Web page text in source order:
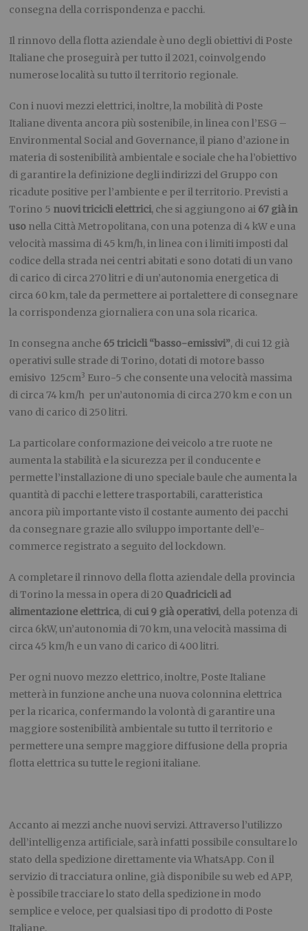
consegna della corrispondenza e pacchi.
Il rinnovo della flotta aziendale è uno degli obiettivi di Poste
Italiane che proseguirà per tutto il 2021, coinvolgendo
numerose località su tutto il territorio regionale.
Con i nuovi mezzi elettrici, inoltre, la mobilità di Poste
Italiane diventa ancora più sostenibile, in linea con l’ESG –
Environmental Social and Governance, il piano d’azione in
materia di sostenibilità ambientale e sociale che ha l’obiettivo
di garantire la definizione degli indirizzi del Gruppo con
ricadute positive per l’ambiente e per il territorio. Previsti a
Torino 5 nuovi tricicli elettrici, che si aggiungono ai 67 già in
uso nella Città Metropolitana, con una potenza di 4 kW e una
velocità massima di 45 km/h, in linea con i limiti imposti dal
codice della strada nei centri abitati e sono dotati di un vano
di carico di circa 270 litri e di un’autonomia energetica di
circa 60 km, tale da permettere ai portalettere di consegnare
la corrispondenza giornaliera con una sola ricarica.
In consegna anche 65 tricicli “basso-emissivi”, di cui 12 già
operativi sulle strade di Torino, dotati di motore basso
emisivo 125cm3 Euro-5 che consente una velocità massima
di circa 74 km/h per un’autonomia di circa 270 km e con un
vano di carico di 250 litri.
La particolare conformazione dei veicolo a tre ruote ne
aumenta la stabilità e la sicurezza per il conducente e
permette l’installazione di uno speciale baule che aumenta la
quantità di pacchi e lettere trasportabili, caratteristica
ancora più importante visto il costante aumento dei pacchi
da consegnare grazie allo sviluppo importante dell’e-
commerce registrato a seguito del lockdown.
A completare il rinnovo della flotta aziendale della provincia
di Torino la messa in opera di 20 Quadricicli ad
alimentazione elettrica, di cui 9 già operativi, della potenza di
circa 6kW, un’autonomia di 70 km, una velocità massima di
circa 45 km/h e un vano di carico di 400 litri.
Per ogni nuovo mezzo elettrico, inoltre, Poste Italiane
metterà in funzione anche una nuova colonnina elettrica
per la ricarica, confermando la volontà di garantire una
maggiore sostenibilità ambientale su tutto il territorio e
permettere una sempre maggiore diffusione della propria
flotta elettrica su tutte le regioni italiane.
Accanto ai mezzi anche nuovi servizi. Attraverso l’utilizzo
dell’intelligenza artificiale, sarà infatti possibile consultare lo
stato della spedizione direttamente via WhatsApp. Con il
servizio di tracciatura online, già disponibile su web ed APP,
è possibile tracciare lo stato della spedizione in modo
semplice e veloce, per qualsiasi tipo di prodotto di Poste
Italiane.